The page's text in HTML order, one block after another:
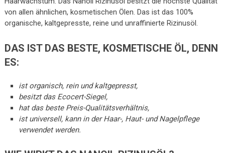
von allen ähnlichen, kosmetischen Ölen. Das ist das 100%
organische, kaltgepresste, reine und unraffinierte Rizinusöl.
DAS IST DAS BESTE, KOSMETISCHE ÖL, DENN
ES:
ist organisch, rein und kaltgepresst,
besitzt das Ecocert-Siegel,
hat das beste Preis-Qualitätsverhältnis,
ist universell, kann in der Haar-, Haut- und Nagelpflege
verwendet werden.